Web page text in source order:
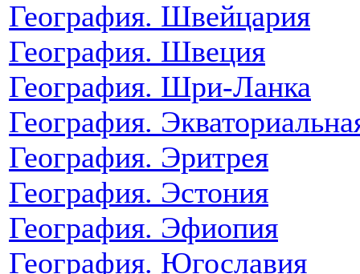
География. Швейцария
География. Швеция
География. Шри-Ланка
География.
География. Эритрея
География. Эстония
География. Эфиопия
География. Югославия